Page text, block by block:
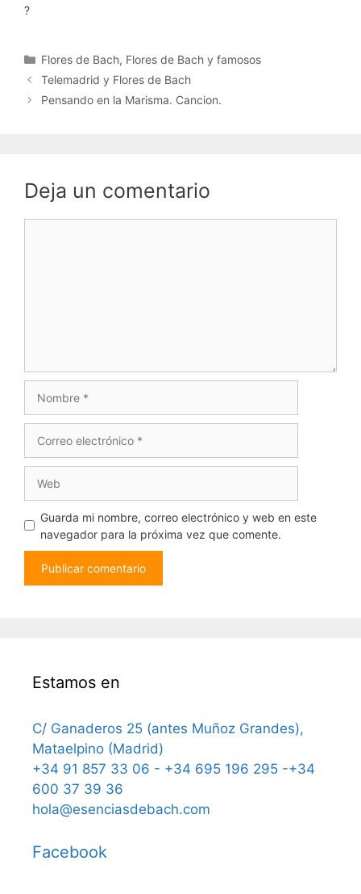
?
Categorías
Flores de Bach, Flores de Bach y famosos
Telemadrid y Flores de Bach
Pensando en la Marisma. Cancion.
Deja un comentario
electrónico
Guarda mi nombre, correo electrónico y web en este
navegador para la próxima vez que comente.
Estamos en
C/ Ganaderos 25 (antes Muñoz Grandes),
Mataelpino (Madrid)
+34 91 857 33 06 - +34 695 196 295 -+34
600 37 39 36
hola@esenciasdebach.com
Facebook